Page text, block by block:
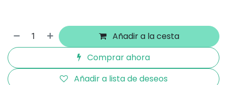
Añadir a la cesta
Comprar ahora
Añadir a lista de deseos